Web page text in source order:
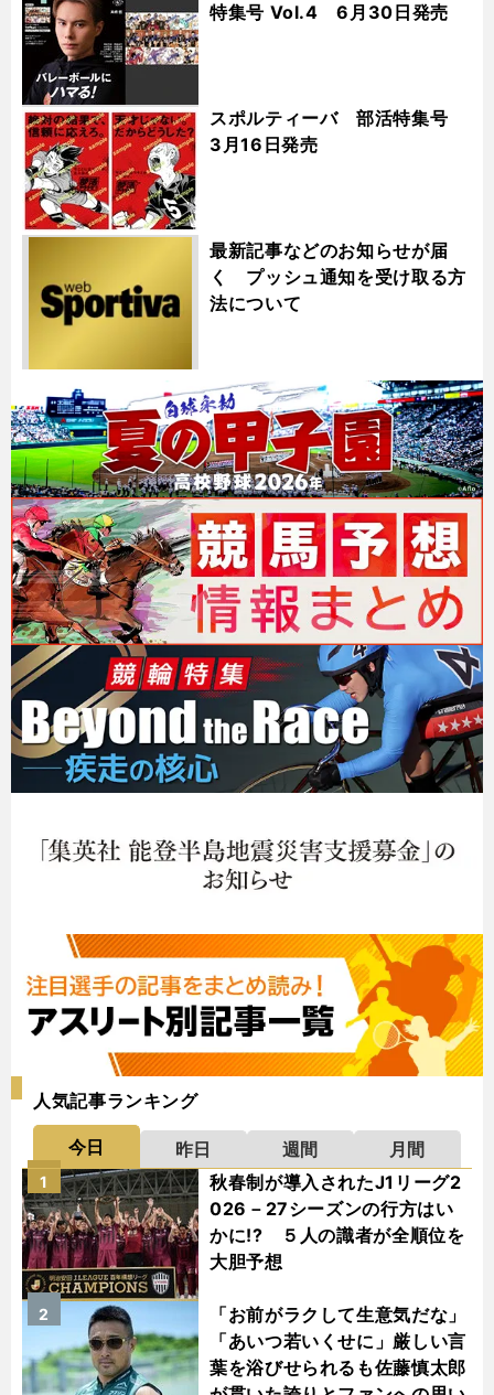
特集号 Vol.4 6月30日発売
スポルティーバ 部活特集号
3月16日発売
最新記事などのお知らせが届
く プッシュ通知を受け取る方
法について
人気記事ランキング
今日 昨日 週間
月間
秋春制が導入されたJ1リーグ2
026－27シーズンの行方はい
かに!? ５人の識者が全順位を
大胆予想
1
「お前がラクして生意気だな」
「あいつ若いくせに」厳しい言
葉を浴びせられるも佐藤慎太郎
2